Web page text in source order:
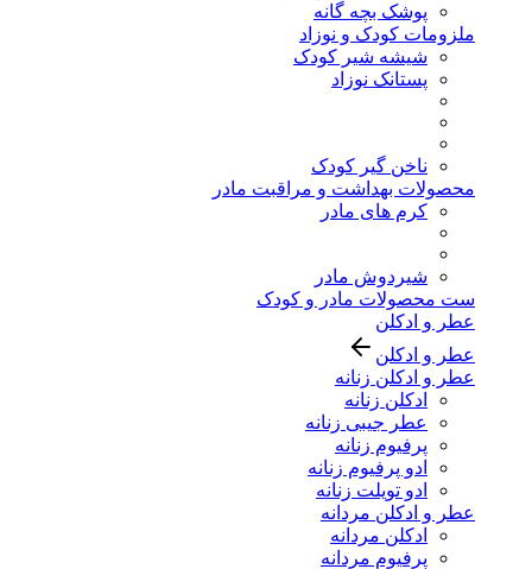
پوشک بچه گانه
ملزومات کودک و نوزاد
شیشه شیر کودک
پستانک نوزاد
ناخن گیر کودک
محصولات بهداشت و مراقبت مادر
کرم های مادر
شیردوش مادر
ست محصولات مادر و کودک
عطر و ادکلن
عطر و ادکلن
عطر و ادکلن زنانه
ادکلن زنانه
عطر جیبی زنانه
پرفیوم زنانه
ادو پرفیوم زنانه
ادو تویلت زنانه
عطر و ادکلن مردانه
ادکلن مردانه
پرفیوم مردانه